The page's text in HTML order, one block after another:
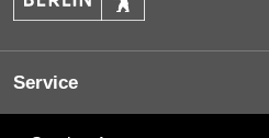
Service